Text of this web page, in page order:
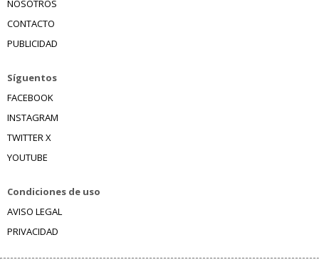
NOSOTROS
CONTACTO
PUBLICIDAD
Síguentos
FACEBOOK
INSTAGRAM
TWITTER X
YOUTUBE
Condiciones de uso
AVISO LEGAL
PRIVACIDAD